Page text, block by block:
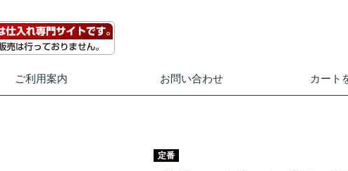
ご利用案内 お問い合わせ カート
定番